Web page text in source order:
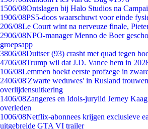
1506/08Ontslagen bij Halo Studios na
1906/08PS5-doos waarschuwt voor einde
206/08Le Court wint na nerveuze finale,
2906/08NPO-manager Menno de Boer
groepsapp
3806/08Duitser (93) crasht met quad tegen
4706/08Trump wil dat J.D. Vance hem in
106/08Lemmen boekt eerste profzege in
2406/08'Zwarte weduwes' in Rusland
overlijdensuitkering
1406/08Zangeres en Idols-jurylid Jerney
overleden
1006/08Netflix-abonnees krijgen exclusieve
uitgebreide GTA VI trailer